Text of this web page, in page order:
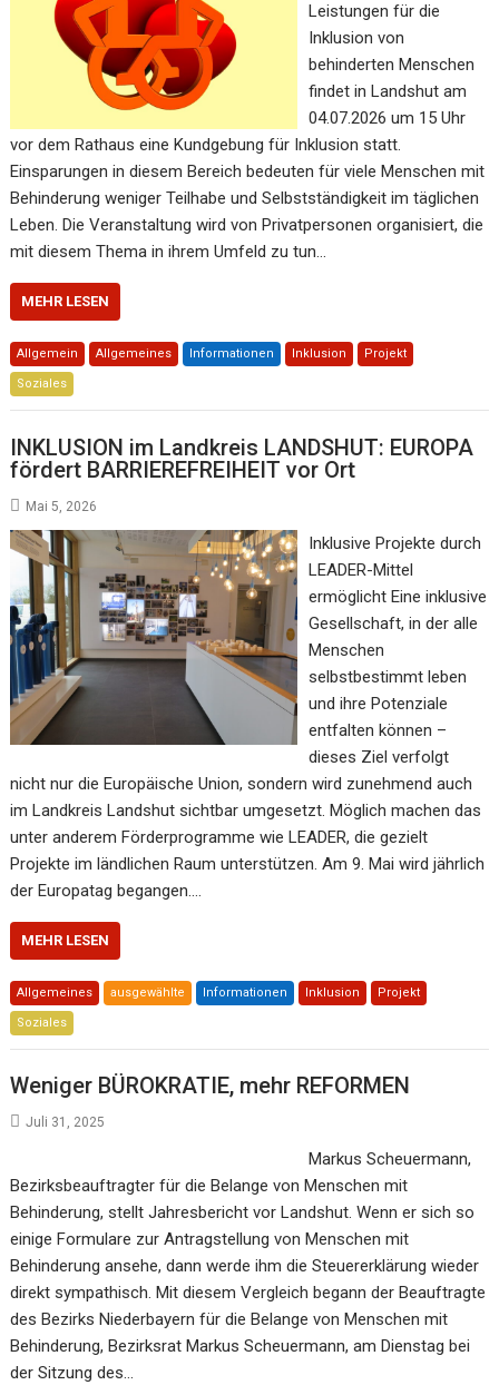
Leistungen für die
Inklusion von
behinderten Menschen
findet in Landshut am
04.07.2026 um 15 Uhr
vor dem Rathaus eine Kundgebung für Inklusion statt.
Einsparungen in diesem Bereich bedeuten für viele Menschen mit
Behinderung weniger Teilhabe und Selbstständigkeit im täglichen
Leben. Die Veranstaltung wird von Privatpersonen organisiert, die
mit diesem Thema in ihrem Umfeld zu tun…
MEHR LESEN
Allgemein Allgemeines Informationen Inklusion Projekt
Soziales
INKLUSION im Landkreis LANDSHUT: EUROPA
fördert BARRIEREFREIHEIT vor Ort
Mai 5, 2026
Inklusive Projekte durch
LEADER-Mittel
ermöglicht Eine inklusive
Gesellschaft, in der alle
Menschen
selbstbestimmt leben
und ihre Potenziale
entfalten können –
dieses Ziel verfolgt
nicht nur die Europäische Union, sondern wird zunehmend auch
im Landkreis Landshut sichtbar umgesetzt. Möglich machen das
unter anderem Förderprogramme wie LEADER, die gezielt
Projekte im ländlichen Raum unterstützen. Am 9. Mai wird jährlich
der Europatag begangen.…
MEHR LESEN
Allgemeines ausgewählte Informationen Inklusion Projekt
Soziales
Weniger BÜROKRATIE, mehr REFORMEN
Juli 31, 2025
Markus Scheuermann,
Bezirksbeauftragter für die Belange von Menschen mit
Behinderung, stellt Jahresbericht vor Landshut. Wenn er sich so
einige Formulare zur Antragstellung von Menschen mit
Behinderung ansehe, dann werde ihm die Steuererklärung wieder
direkt sympathisch. Mit diesem Vergleich begann der Beauftragte
des Bezirks Niederbayern für die Belange von Menschen mit
Behinderung, Bezirksrat Markus Scheuermann, am Dienstag bei
der Sitzung des…